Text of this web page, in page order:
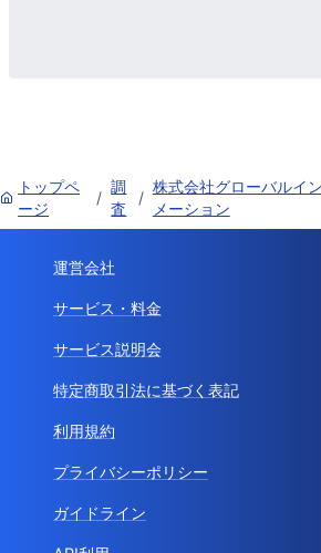
トップペ
ージ
/
調
査
/
株式会社グローバルイ
メーション
運営会社
サービス・料金
サービス説明会
特定商取引法に基づく表記
利用規約
プライバシーポリシー
ガイドライン